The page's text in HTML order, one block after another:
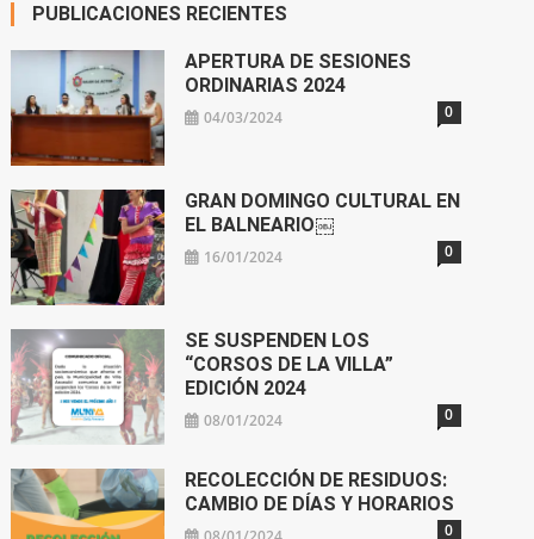
PUBLICACIONES RECIENTES
APERTURA DE SESIONES
ORDINARIAS 2024
04/03/2024 0
GRAN DOMINGO CULTURAL EN
EL BALNEARIO￼
16/01/2024 0
SE SUSPENDEN LOS
“CORSOS DE LA VILLA”
EDICIÓN 2024
08/01/2024 0
RECOLECCIÓN DE RESIDUOS:
CAMBIO DE DÍAS Y HORARIOS
0